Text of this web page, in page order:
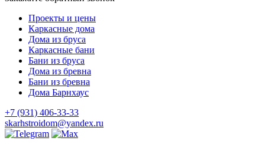
Проекты и цены
Каркасные дома
Дома из бруса
Каркасные бани
Бани из бруса
Дома из бревна
Бани из бревна
Дома Барнхаус
+7 (931) 406-33-33
skarhstroidom@yandex.ru